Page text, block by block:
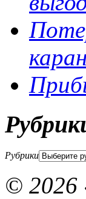
Рубрики
© 2026